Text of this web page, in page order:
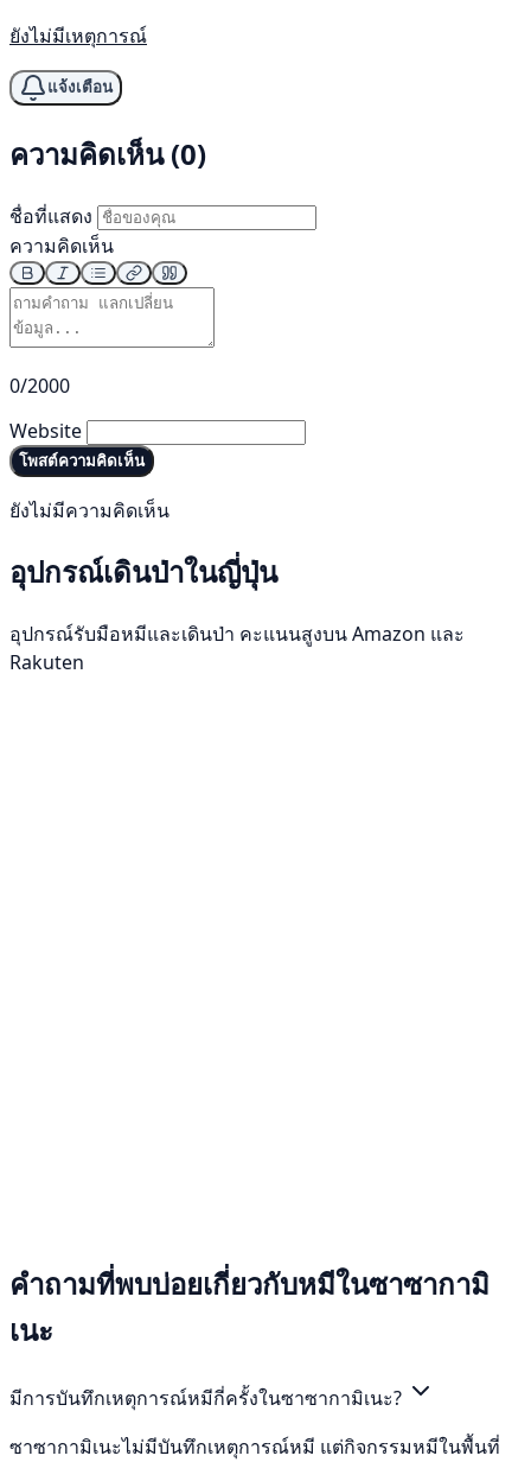
ยังไม่มีเหตุการณ์
แจ้งเตือน
ความคิดเห็น (0)
ชื่อที่แสดง
ความคิดเห็น
0/2000
Website
โพสต์ความคิดเห็น
ยังไม่มีความคิดเห็น
อุปกรณ์เดินป่าในญี่ปุ่น
อุปกรณ์รับมือหมีและเดินป่า คะแนนสูงบน Amazon และ
Rakuten
คำถามที่พบบ่อยเกี่ยวกับหมีในซาซากามิ
เนะ
มีการบันทึกเหตุการณ์หมีกี่ครั้งในซาซากามิเนะ?
ซาซากามิเนะไม่มีบันทึกเหตุการณ์หมี แต่กิจกรรมหมีในพื้นที่